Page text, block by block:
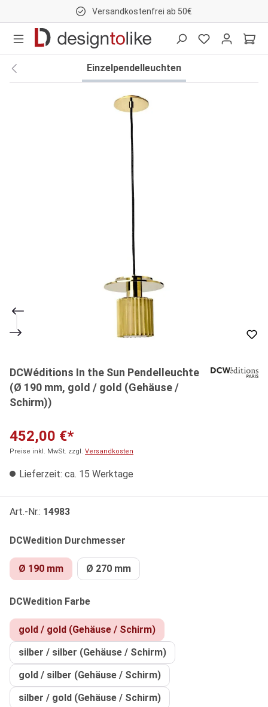
Versandkostenfrei ab 50€
Einzelpendelleuchten
DCWéditions In the Sun Pendelleuchte
(Ø 190 mm, gold / gold (Gehäuse /
Schirm))
452,00 €*
Preise inkl. MwSt. zzgl. Versandkosten
Lieferzeit: ca. 15 Werktage
Art.-Nr.: 14983
DCWedition Durchmesser
Ø 190 mm Ø 270 mm
DCWedition Farbeauswählen
gold / gold (Gehäuse / Schirm)
silber / silber (Gehäuse / Schirm)
gold / silber (Gehäuse / Schirm)
silber / gold (Gehäuse / Schirm)